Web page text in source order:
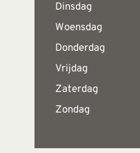
Dinsdag
Woensdag
Donderdag
Vrijdag
Zaterdag
Zondag